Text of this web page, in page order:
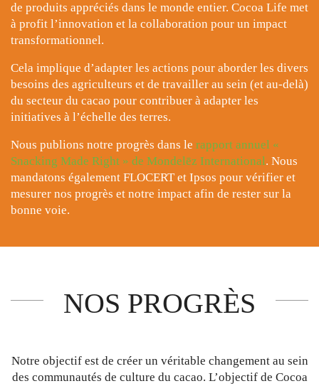
de produits appréciés dans le monde entier. Cocoa Life met
à profit l’innovation et la collaboration pour un impact
transformationnel.
Cela implique d’adapter les actions pour aborder les divers
besoins des agriculteurs et de travailler au sein (et au-delà)
du secteur du cacao pour contribuer à adapter les
initiatives à l’échelle des terres.
Nous publions notre progrès dans le rapport annuel «
Snacking Made Right » de Mondelēz International. Nous
mandatons également FLOCERT et Ipsos pour vérifier et
mesurer nos progrès et notre impact afin de rester sur la
bonne voie.
NOS PROGRÈS
Notre objectif est de créer un véritable changement au sein
des communautés de culture du cacao. L’objectif de Cocoa